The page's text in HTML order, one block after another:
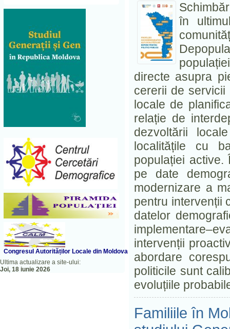
Congresul Autorităților Locale din Moldova
Ultima actualizare a site-ului:
Joi, 18 iunie 2026
în
directe asupra
cererii de servicii
locale de
relație de
dezvoltării
localitățile cu
populației active.
pe date
modernizare a
pentru intervenții
datelor
intervenții
abordare
politicile sunt
evoluțiile
Familiile în